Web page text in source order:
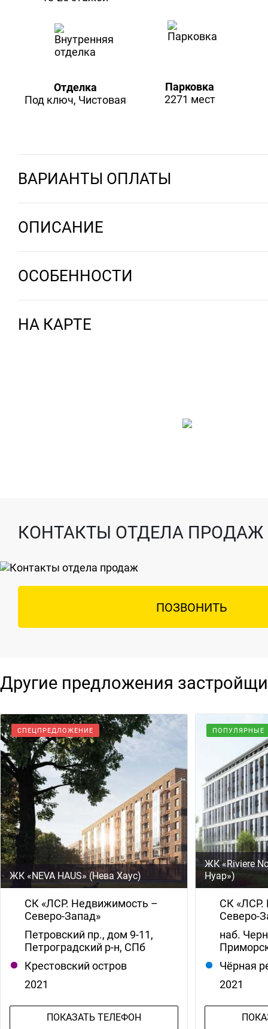
Отделка
Под ключ, Чистовая
Парковка
2271 мест
ВАРИАНТЫ ОПЛАТЫ
ОПИСАНИЕ
ОСОБЕННОСТИ
НА КАРТЕ
КОНТАКТЫ ОТДЕЛА ПРОДАЖ
ПОЗВОНИТЬ
Другие предложения
СПЕЦПРЕДЛОЖЕНИЕ
ЖК «NEVA HAUS» (Нева Хаус)
СК «ЛСР. Недвижимость –
Северо-Запад»
Петровский пр., дом 9-11,
Петроградский р-н, СПб
Крестовский остров
2021
ПОКАЗАТЬ ТЕЛЕФОН
ПОПУЛЯРНЫЕ
ЖК «Riviere
Нуар»)
СК «ЛСР.
Северо-
наб.
Чёрная
2021